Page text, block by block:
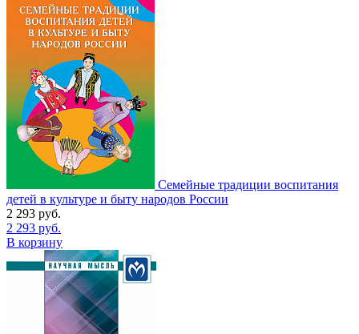
Семейные традиции воспитания
детей в культуре и быту народов России
2 293 руб.
2 293 руб.
В корзину